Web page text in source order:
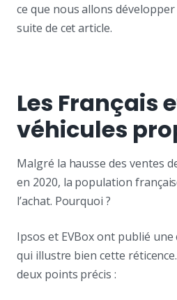
ce que nous allons
suite de cet article.
Les Français
véhicules
Malgré la hausse des ventes
en 2020, la population
l’achat. Pourquoi ?
Ipsos et EVBox ont publié
qui illustre bien cette
deux points précis :